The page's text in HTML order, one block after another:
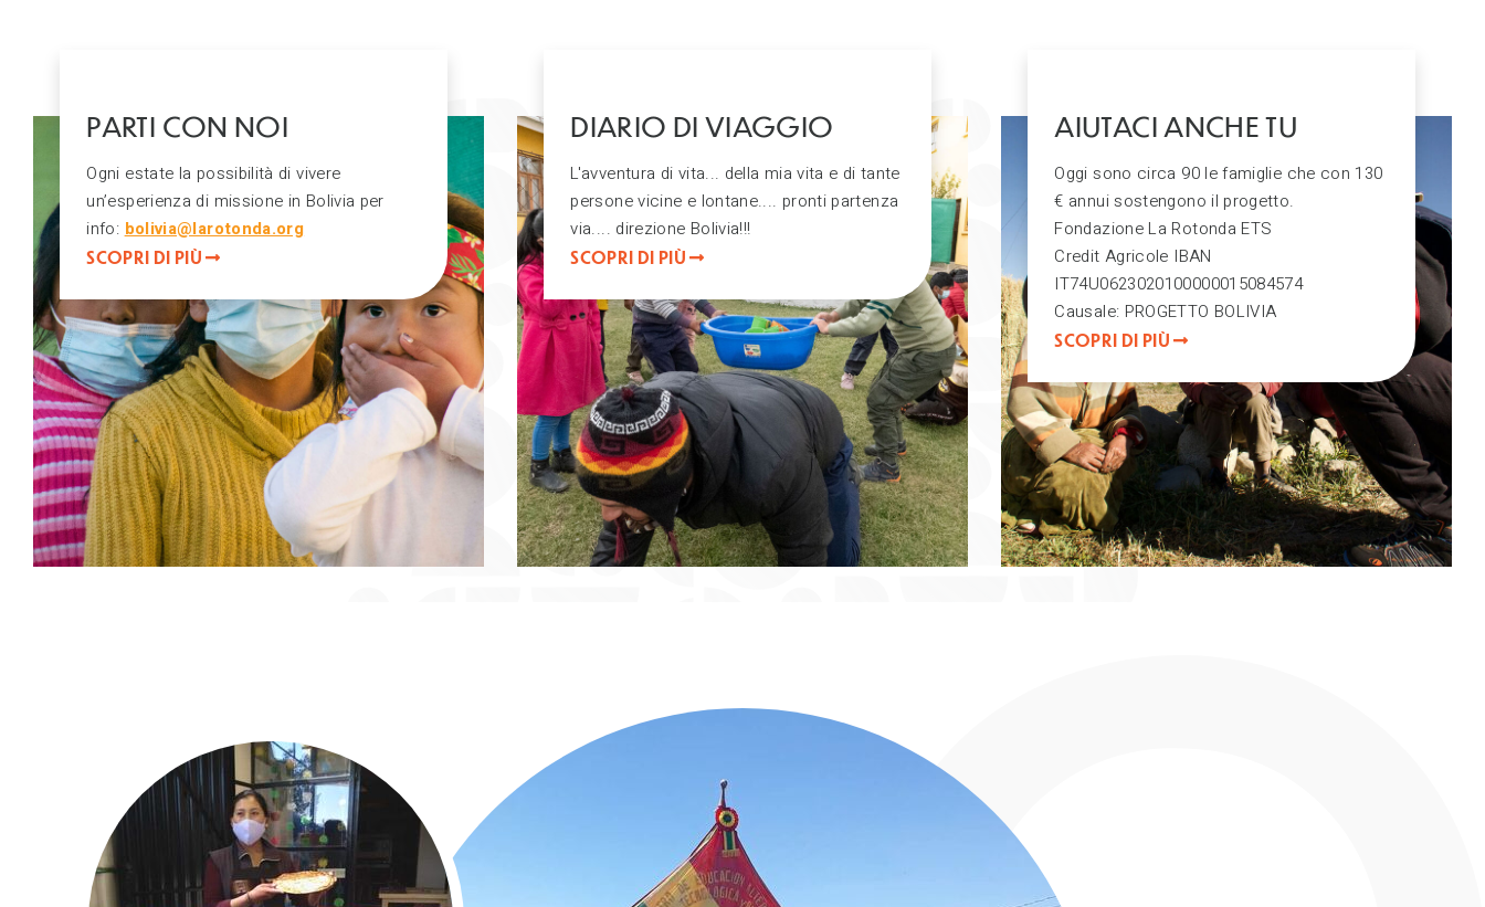
PARTI CON NOI
Ogni estate la possibilità di vivere
un’esperienza di missione in Bolivia per
info: bolivia@larotonda.org
SCOPRI DI PIÙ
DIARIO DI VIAGGIO
L'avventura di vita... della mia vita e di tante
persone vicine e lontane.... pronti partenza
via.... direzione Bolivia!!!
SCOPRI DI PIÙ
AIUTACI ANCHE TU
Oggi sono circa 90 le famiglie che con 130
€ annui sostengono il progetto.
Fondazione La Rotonda ETS
Credit Agricole IBAN
IT74U0623020100000015084574
Causale: PROGETTO BOLIVIA
SCOPRI DI PIÙ